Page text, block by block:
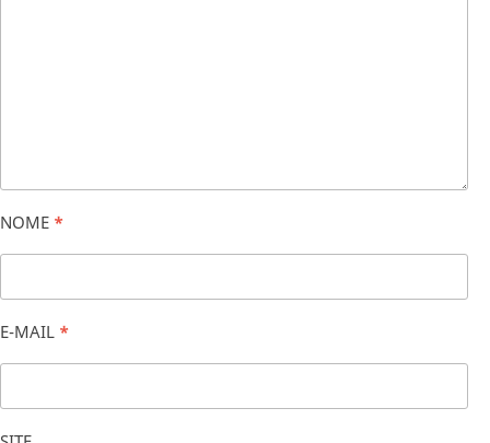
NOME *
E-MAIL *